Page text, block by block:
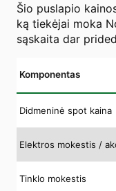
Šio puslapio
ką tiekėjai moka
sąskaita dar
Komponentas
Didmeninė spot kaina
Elektros mokestis /
Tinklo mokestis